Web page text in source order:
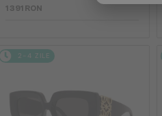
1 391 RON
2-4 ZILE